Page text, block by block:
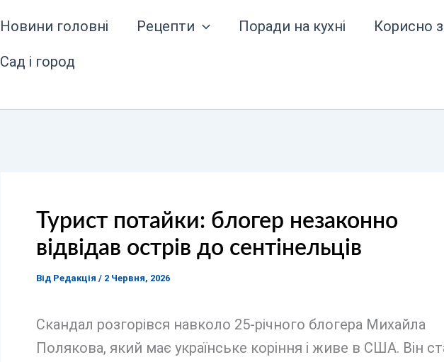
Новини головні Рецепти Поради на кухні Корисно
Сад і город
Турист потайки: блогер незаконно
відвідав острів до сентінельців
Від Редакція / 2 Червня, 2026
Скандал розгорівся навколо 25-річного блогера Михайла
Полякова, який має українське коріння і живе в США. Він